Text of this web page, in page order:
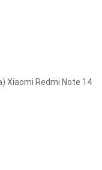
Xiaomi Redmi Note 14